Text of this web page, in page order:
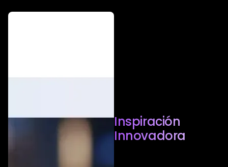
Inspiración
Innovadora